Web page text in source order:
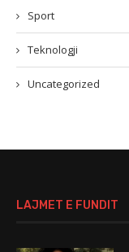
Sport
Teknologji
Uncategorized
LAJMET E FUNDIT